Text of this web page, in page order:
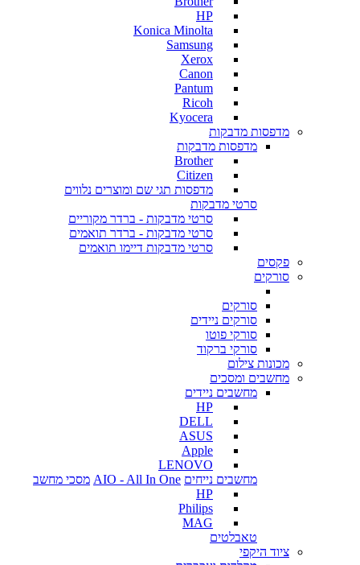
HP
Konica Minolta
Samsung
Xerox
Canon
Pantum
Ricoh
Kyocera
מדפסות מדבקות
מדפסות מדבקות
Brother
Citizen
מדפסות תגי שם ומוצרים נלווים
סרטי מדבקות
סרטי מדבקות - ברדר מקוריים
סרטי מדבקות - ברדר תואמים
סרטי מדבקות דיימו תואמים
פקסים
סורקים
סורקים
סורקים ניידים
סורקי פוטו
סורקי ברקוד
מכונות צילום
מחשבים ומסכים
מחשבים ניידים
HP
DELL
ASUS
Apple
LENOVO
מחשבים נייחים AIO - All In One מסכי מחשב
HP
Philips
MAG
טאבלטים
ציוד היקפי